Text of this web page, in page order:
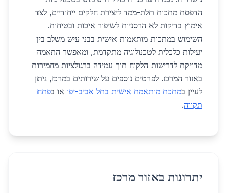
הדפסת מתכות תלת-ממד ליצירת חלקים ייחודיים, לצד
אימוץ בדיקות לא הרסניות לשיפור איכות ובטיחות.
השימוש במתכות מותאמות אישית בבני עיש משלב בין
יעילות כלכלית לטכנולוגיה מתקדמת, ומאפשר התאמה
מדויקת לדרישות הלקוח תוך עמידה ברגולציות מחמירות
באזור המרכז. לפרטים נוספים על שירותים במרכז, ניתן
לעיין במתכת מותאמת אישית בתל אביב-יפו או בפתח
תקווה.
יתרונות באזור מרכז